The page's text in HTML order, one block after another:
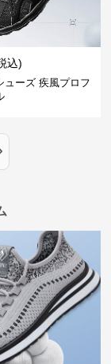
込)
ューズ 疾風プロフ